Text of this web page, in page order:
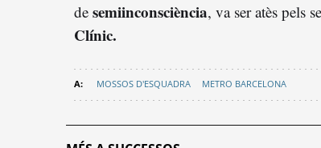
de semiinconsciència, va ser atès pels
Clínic.
MOSSOS D'ESQUADRA METRO BARCELONA